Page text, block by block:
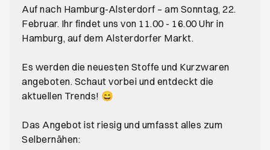
Auf nach Hamburg-Alsterdorf – am Sonntag, 22.
Februar. Ihr findet uns von 11.00 - 16.00 Uhr in
Hamburg, auf dem Alsterdorfer Markt.
Es werden die neuesten Stoffe und Kurzwaren
angeboten. Schaut vorbei und entdeckt die
aktuellen Trends! 😄
Das Angebot ist riesig und umfasst alles zum
Selbernähen: